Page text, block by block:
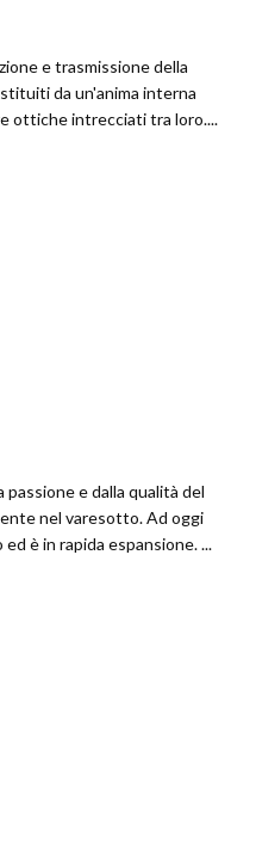
e trasmissione della
da un'anima interna
ottiche intrecciati tra loro....
passione e dalla qualità del
nel varesotto. Ad oggi
è in rapida espansione. ...